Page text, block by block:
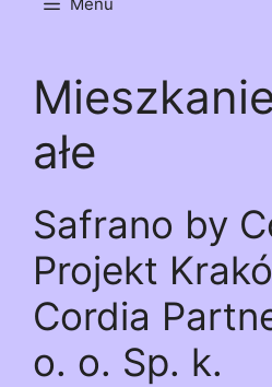
ałe
Safrano by
Projekt
Cordia
o. o. Sp. k.